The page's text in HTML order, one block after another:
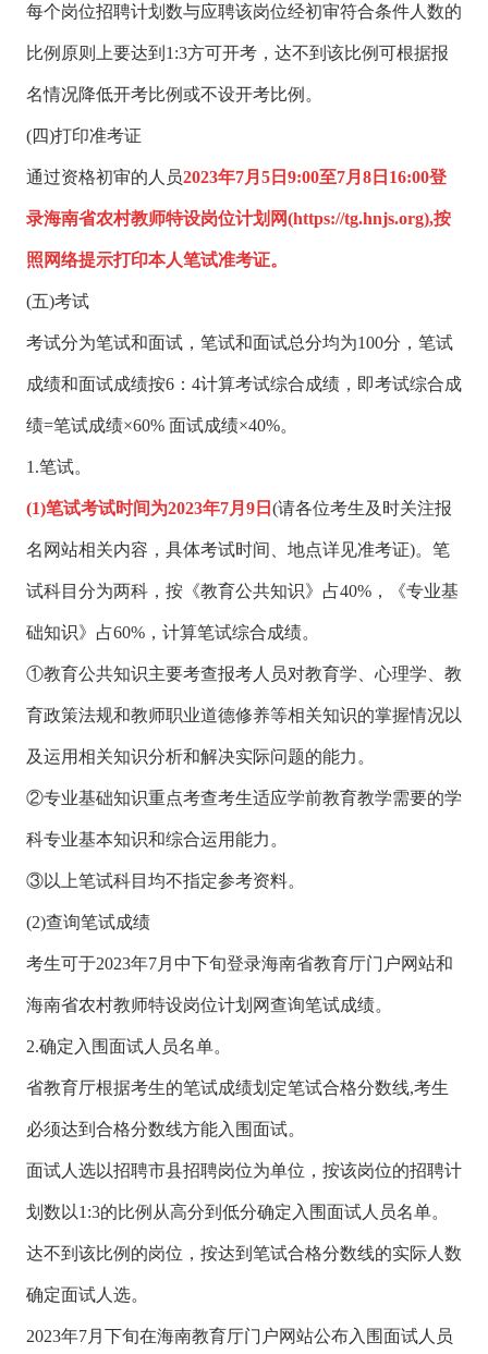
每个岗位招聘计划数与应聘该岗位经初审符合条件人数的
比例原则上要达到1:3方可开考，达不到该比例可根据报
名情况降低开考比例或不设开考比例。
(四)打印准考证
通过资格初审的人员2023年7月5日9:00至7月8日16:00登
录海南省农村教师特设岗位计划网(https://tg.hnjs.org),按
照网络提示打印本人笔试准考证。
(五)考试
考试分为笔试和面试，笔试和面试总分均为100分，笔试
成绩和面试成绩按6：4计算考试综合成绩，即考试综合成
绩=笔试成绩×60% 面试成绩×40%。
1.笔试。
(1)笔试考试时间为2023年7月9日 (请各位考生及时关注报
名网站相关内容，具体考试时间、地点详见准考证)。笔
试科目分为两科，按《教育公共知识》占40%，《专业基
础知识》占60%，计算笔试综合成绩。
①教育公共知识主要考查报考人员对教育学、心理学、教
育政策法规和教师职业道德修养等相关知识的掌握情况以
及运用相关知识分析和解决实际问题的能力。
②专业基础知识重点考查考生适应学前教育教学需要的学
科专业基本知识和综合运用能力。
③以上笔试科目均不指定参考资料。
(2)查询笔试成绩
考生可于2023年7月中下旬登录海南省教育厅门户网站和
海南省农村教师特设岗位计划网查询笔试成绩。
2.确定入围面试人员名单。
省教育厅根据考生的笔试成绩划定笔试合格分数线,考生
必须达到合格分数线方能入围面试。
面试人选以招聘市县招聘岗位为单位，按该岗位的招聘计
划数以1:3的比例从高分到低分确定入围面试人员名单。
达不到该比例的岗位，按达到笔试合格分数线的实际人数
确定面试人选。
2023年7月下旬在海南教育厅门户网站公布入围面试人员